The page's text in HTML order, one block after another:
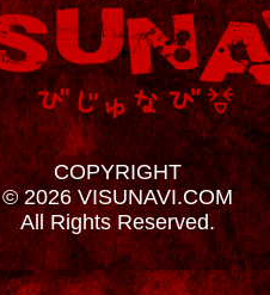
COPYRIGHT
© 2026 VISUNAVI.COM
All Rights Reserved.